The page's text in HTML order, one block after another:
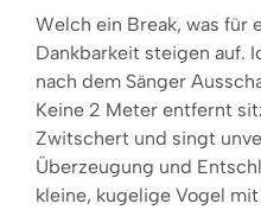
Welch ein Break, was für
Dankbarkeit steigen auf.
nach dem Sänger
Keine 2 Meter entfernt
Zwitschert und singt
Überzeugung und
kleine, kugelige Vogel